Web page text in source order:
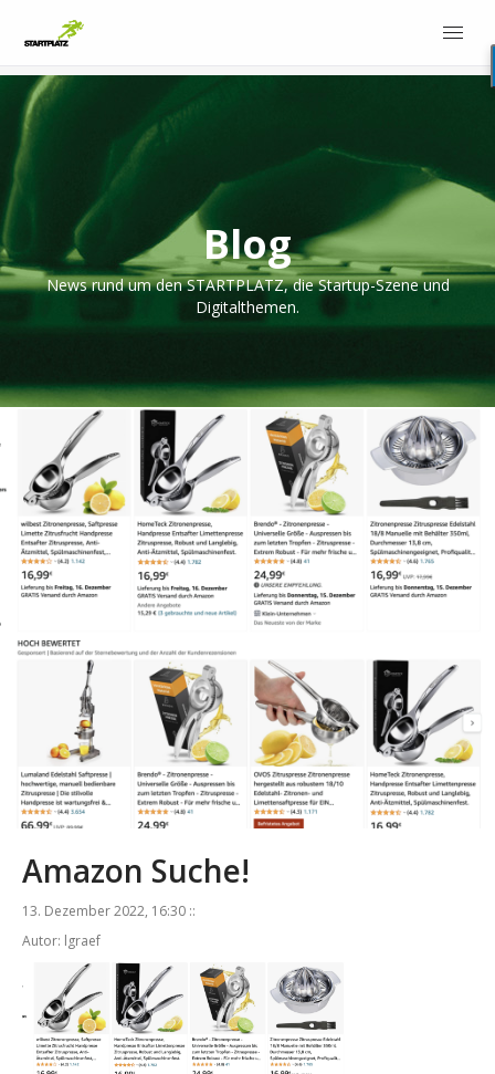
Blog
News rund um den STARTPLATZ, die Startup-Szene und
Digitalthemen.
Amazon Suche!
13. Dezember 2022, 16:30 ::
Autor: lgraef